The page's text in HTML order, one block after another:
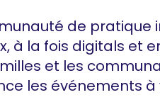
de pratique
à la fois digitals et
et les
les événements